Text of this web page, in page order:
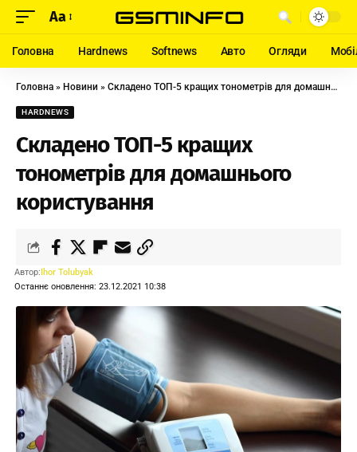
Aa
Головна Hardnews Softnews Авто Огляди
Головна » Новини » Складено ТОП-5 кращих тонометрів для домашнього користування
HARDNEWS
Складено ТОП-5 кращих
тонометрів для домашнього
користування
Останнє оновлення: 23.12.2021 10:38
Автор:Ihor Tolubyak